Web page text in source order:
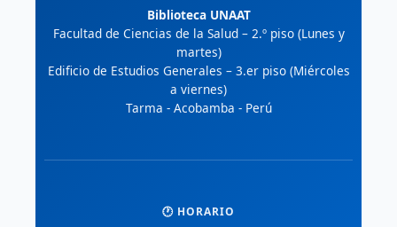
Biblioteca UNAAT
Facultad de Ciencias de la Salud – 2.º piso (Lunes y
martes)
Edificio de Estudios Generales – 3.er piso (Miércoles
a viernes)
Tarma - Acobamba - Perú
🕐 HORARIO